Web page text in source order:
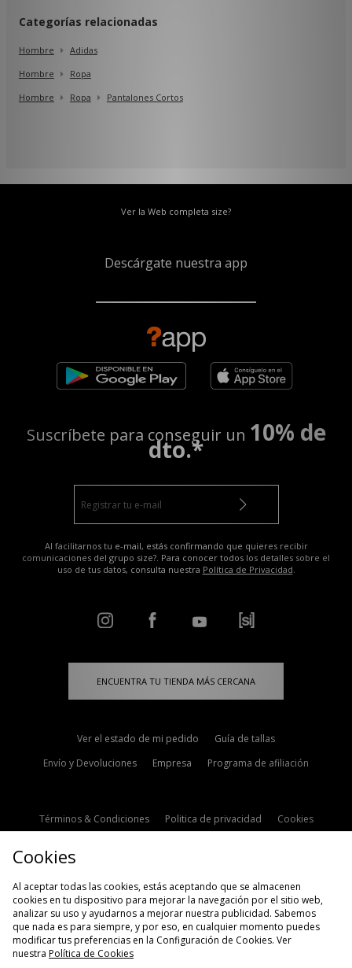
Categorías relacionadas
Hombre
Adidas
Hombre
Ropa
Hombre
Ropa Pantalones Cortos
Ver la Web completa size?
Descárgate nuestra app
Suscríbete para conseguir un 10% de
dto.*
Al facilitarnos tu e-mail, estás confirmando que quieres recibir
comunicaciones del grupo size?. Para conocer todos los detalles sobre el
uso de tus datos, consulta nuestra Política de Privacidad.
ENCUENTRA TU TIENDA MÁS CERCANA
Ver el estado de mi pedido
Guía de tallas
Envío y Devoluciones
Empresa Programa de afiliación
Términos & Condiciones Politica de privacidad
Cookies
Cookies
Al aceptar todas las cookies, estás aceptando que se almacenen
cookies en tu dispositivo para mejorar la navegación por el sitio web,
analizar su uso y ayudarnos a mejorar nuestra publicidad. Sabemos
que nada es para siempre, y por eso, en cualquier momento puedes
modificar tus preferencias en la Configuración de Cookies. Ver
nuestra Política de Cookies